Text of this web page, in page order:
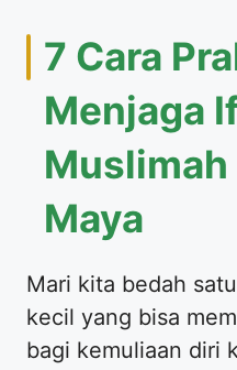
​7 Cara
Menjaga
Muslimah
Maya
​Mari kita bedah
kecil yang bisa
bagi kemuliaan diri